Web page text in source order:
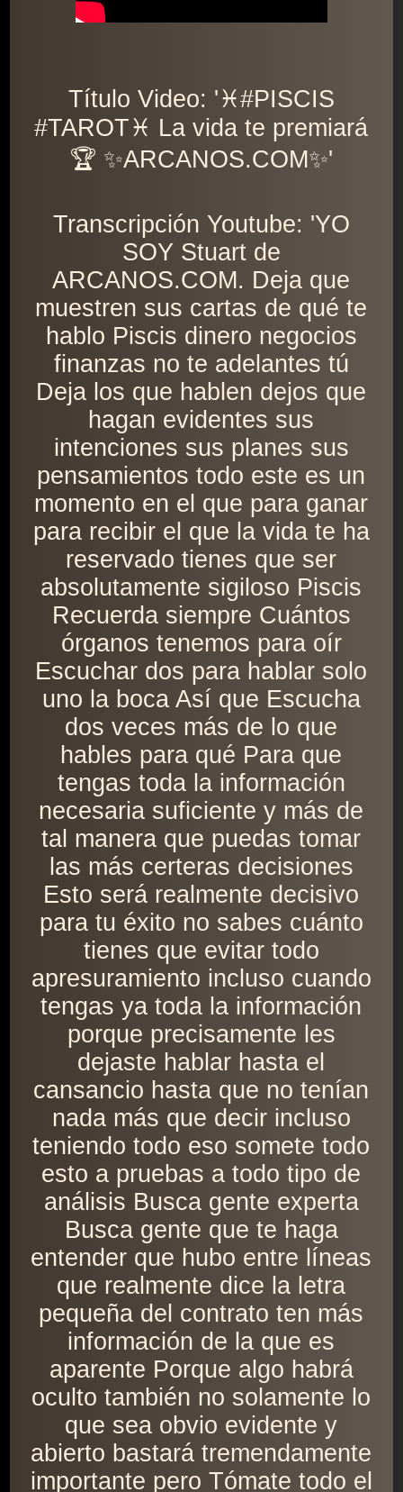
Título Video: '♓️#PISCIS
#TAROT♓️ La vida te premiará
🏆 ✨ARCANOS.COM✨'
Transcripción Youtube: 'YO
SOY Stuart de
ARCANOS.COM. Deja que
muestren sus cartas de qué te
hablo Piscis dinero negocios
finanzas no te adelantes tú
Deja los que hablen dejos que
hagan evidentes sus
intenciones sus planes sus
pensamientos todo este es un
momento en el que para ganar
para recibir el que la vida te ha
reservado tienes que ser
absolutamente sigiloso Piscis
Recuerda siempre Cuántos
órganos tenemos para oír
Escuchar dos para hablar solo
uno la boca Así que Escucha
dos veces más de lo que
hables para qué Para que
tengas toda la información
necesaria suficiente y más de
tal manera que puedas tomar
las más certeras decisiones
Esto será realmente decisivo
para tu éxito no sabes cuánto
tienes que evitar todo
apresuramiento incluso cuando
tengas ya toda la información
porque precisamente les
dejaste hablar hasta el
cansancio hasta que no tenían
nada más que decir incluso
teniendo todo eso somete todo
esto a pruebas a todo tipo de
análisis Busca gente experta
Busca gente que te haga
entender que hubo entre líneas
que realmente dice la letra
pequeña del contrato ten más
información de la que es
aparente Porque algo habrá
oculto también no solamente lo
que sea obvio evidente y
abierto bastará tremendamente
importante pero Tómate todo el